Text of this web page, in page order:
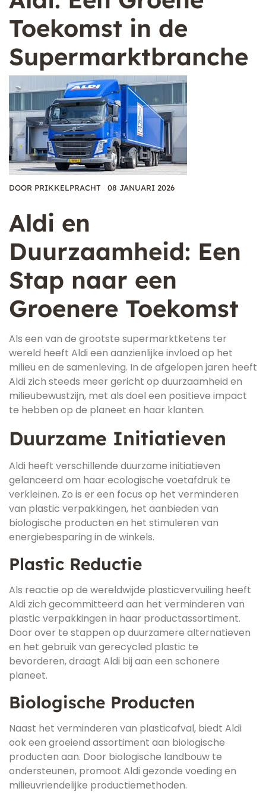
Toekomst in de
Supermarktbranche
DOOR PRIKKELPRACHT 08 JANUARI 2026
Aldi en
Duurzaamheid: Een
Stap naar een
Groenere Toekomst
Als een van de grootste supermarktketens ter
wereld heeft Aldi een aanzienlijke invloed op het
milieu en de samenleving. In de afgelopen jaren heeft
Aldi zich steeds meer gericht op duurzaamheid en
milieubewustzijn, met als doel een positieve impact
te hebben op de planeet en haar klanten.
Duurzame Initiatieven
Aldi heeft verschillende duurzame initiatieven
gelanceerd om haar ecologische voetafdruk te
verkleinen. Zo is er een focus op het verminderen
van plastic verpakkingen, het aanbieden van
biologische producten en het stimuleren van
energiebesparing in de winkels.
Plastic Reductie
Als reactie op de wereldwijde plasticvervuiling heeft
Aldi zich gecommitteerd aan het verminderen van
plastic verpakkingen in haar productassortiment.
Door over te stappen op duurzamere alternatieven
en het gebruik van gerecycled plastic te
bevorderen, draagt Aldi bij aan een schonere
planeet.
Biologische Producten
Naast het verminderen van plasticafval, biedt Aldi
ook een groeiend assortiment aan biologische
producten aan. Door biologische landbouw te
ondersteunen, promoot Aldi gezonde voeding en
milieuvriendelijke productiemethoden.